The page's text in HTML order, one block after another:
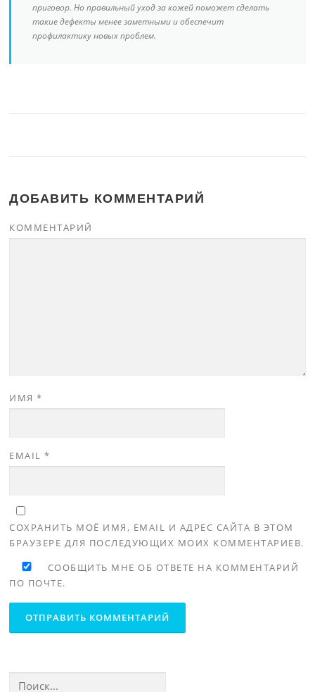
приговор. Но правильный уход за кожей поможет сделать
такие дефекты менее заметными и обеспечит
профилактику новых проблем.
ДОБАВИТЬ КОММЕНТАРИЙ
КОММЕНТАРИЙ
ИМЯ*
EMAIL*
СОХРАНИТЬ МОЁ ИМЯ, EMAIL И АДРЕС САЙТА В ЭТОМ
БРАУЗЕРЕ ДЛЯ ПОСЛЕДУЮЩИХ МОИХ КОММЕНТАРИЕВ.
СООБЩИТЬ МНЕ ОБ ОТВЕТЕ НА КОММЕНТАРИЙ
ПО ПОЧТЕ.